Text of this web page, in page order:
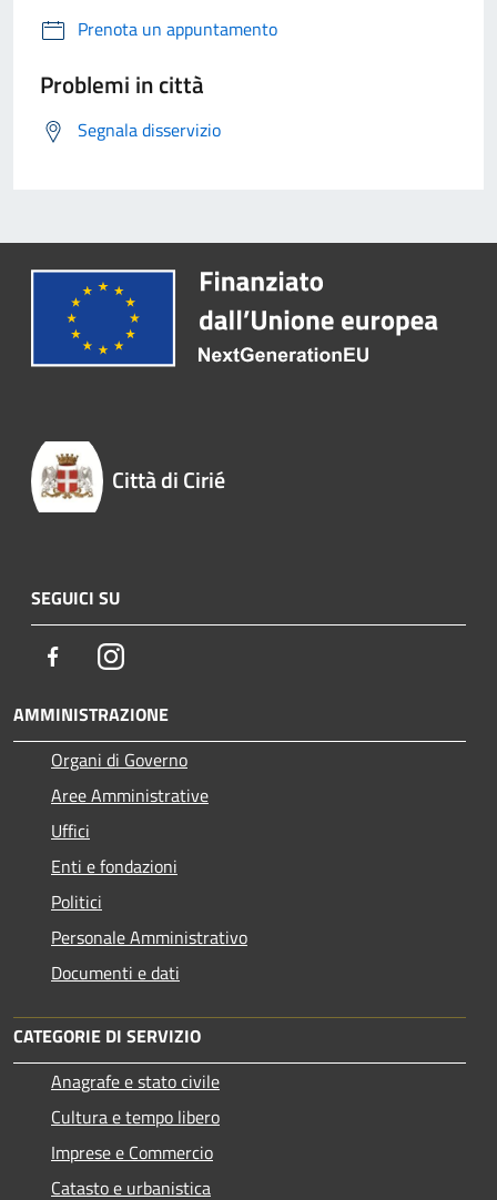
Prenota un appuntamento
Problemi in città
Segnala disservizio
Città di Cirié
SEGUICI SU
FacebookInstagram
AMMINISTRAZIONE
Organi di Governo
Aree Amministrative
Uffici
Enti e fondazioni
Politici
Personale Amministrativo
Documenti e dati
CATEGORIE DI SERVIZIO
Anagrafe e stato civile
Cultura e tempo libero
Imprese e Commercio
Catasto e urbanistica